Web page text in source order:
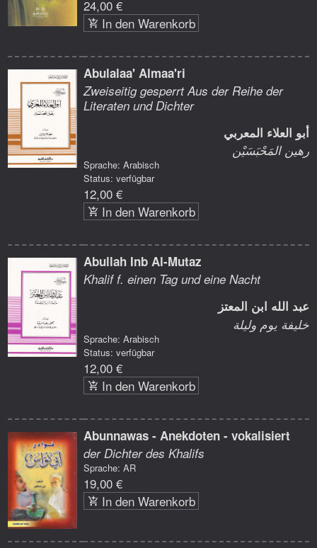
24,00 €
In den Warenkorb
Abulalaa' Almaa'ri
Zweiseitig gesperrt Aus der Reihe der
Literaten und Dichter
أبو العلاء المعربي
رهين المَحْبَسَيْن
Sprache: Arabisch
Status: verfügbar
12,00 €
In den Warenkorb
Abullah Inb Al-Mutaz
Khalif f. einen Tag und eine Nacht
عبد الله ابن المعتز
خليفة يوم وليلة
Sprache: Arabisch
Status: verfügbar
12,00 €
In den Warenkorb
Abunnawas - Anekdoten - vokalisiert
der Dichter des Khalifs
Sprache: AR
19,00 €
In den Warenkorb